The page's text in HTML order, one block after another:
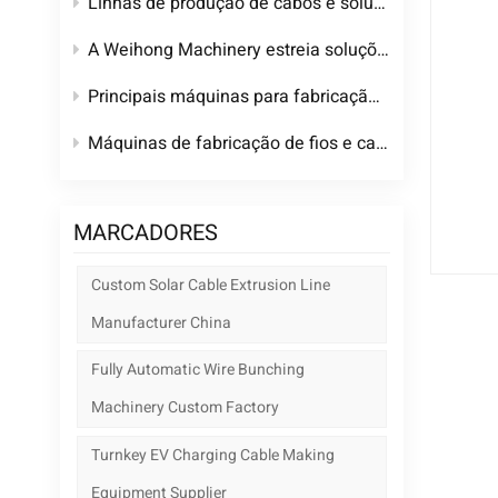
A Weihong Machinery estreia soluções personalizadas para produção de cabos especiais e para veículos elétricos na Wire China 2026.
Principais máquinas para fabricação de fios e cabos e linhas de produção completas e personalizadas para fábricas de cabos.
Máquinas de fabricação de fios e cabos de alta qualidade de uma fábrica chinesa confiável
MARCADORES
Custom Solar Cable Extrusion Line
Manufacturer China
Fully Automatic Wire Bunching
Machinery Custom Factory
Turnkey EV Charging Cable Making
Equipment Supplier